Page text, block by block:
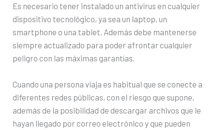
Es necesario tener instalado un antivirus en cualquier
dispositivo tecnológico, ya sea un laptop, un
smartphone o una tablet. Además debe mantenerse
siempre actualizado para poder afrontar cualquier
peligro con las máximas garantías.
Cuando una persona viaja es habitual que se conecte a
diferentes redes públicas, con el riesgo que supone,
además de la posibilidad de descargar archivos que le
hayan llegado por correo electrónico y que pueden